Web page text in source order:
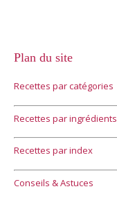
Plan du site
Recettes par catégories
Recettes par ingrédients
Recettes par index
Conseils & Astuces